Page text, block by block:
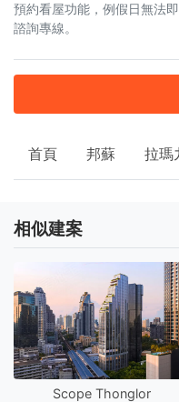
預約看屋功能，例假日無法
諮詢專線。
首頁 邦蘇 拉瑪
相似建案
Scope Thonglor